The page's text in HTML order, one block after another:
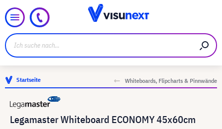
Startseite Whiteboards, Flipcharts & Pinnwände
Legamaster Whiteboard ECONOMY 45x60cm